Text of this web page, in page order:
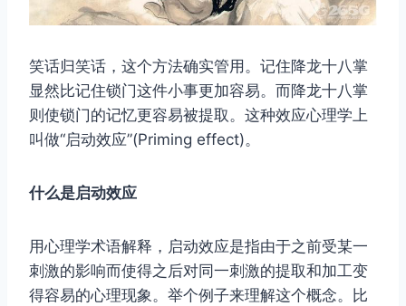
笑话归笑话，这个方法确实管用。记住降龙十八掌
显然比记住锁门这件小事更加容易。而降龙十八掌
则使锁门的记忆更容易被提取。这种效应心理学上
叫做“启动效应”(Priming effect)。
什么是启动效应
用心理学术语解释，启动效应是指由于之前受某一
刺激的影响而使得之后对同一刺激的提取和加工变
得容易的心理现象。举个例子来理解这个概念。比